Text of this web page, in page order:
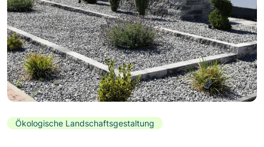
Ökologische Landschaftsgestaltung